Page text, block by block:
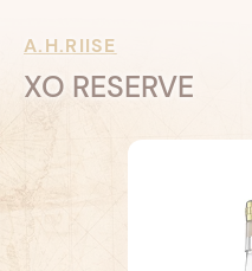
A.H.RIISE
XO RESERVE